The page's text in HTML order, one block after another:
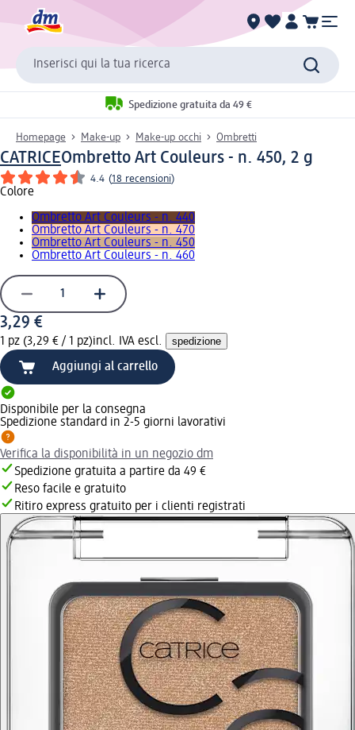
Inserisci qui la tua ricerca
Spedizione gratuita da 49 €
Homepage Make-up Make-up occhi Ombretti
CATRICEOmbretto Art Couleurs - n. 450, 2 g
4.4 (18 recensioni)
Colore
Ombretto Art Couleurs - n. 440
Ombretto Art Couleurs - n. 470
Ombretto Art Couleurs - n. 450
Ombretto Art Couleurs - n. 460
3,29 €
1 pz (3,29 € / 1 pz)incl. IVA escl. spedizione
Aggiungi al carrello
Disponibile per la consegna
Spedizione standard in 2-5 giorni lavorativi
Verifica la disponibilità in un negozio dm
Spedizione gratuita a partire da 49 €
Reso facile e gratuito
Ritiro express gratuito per i clienti registrati